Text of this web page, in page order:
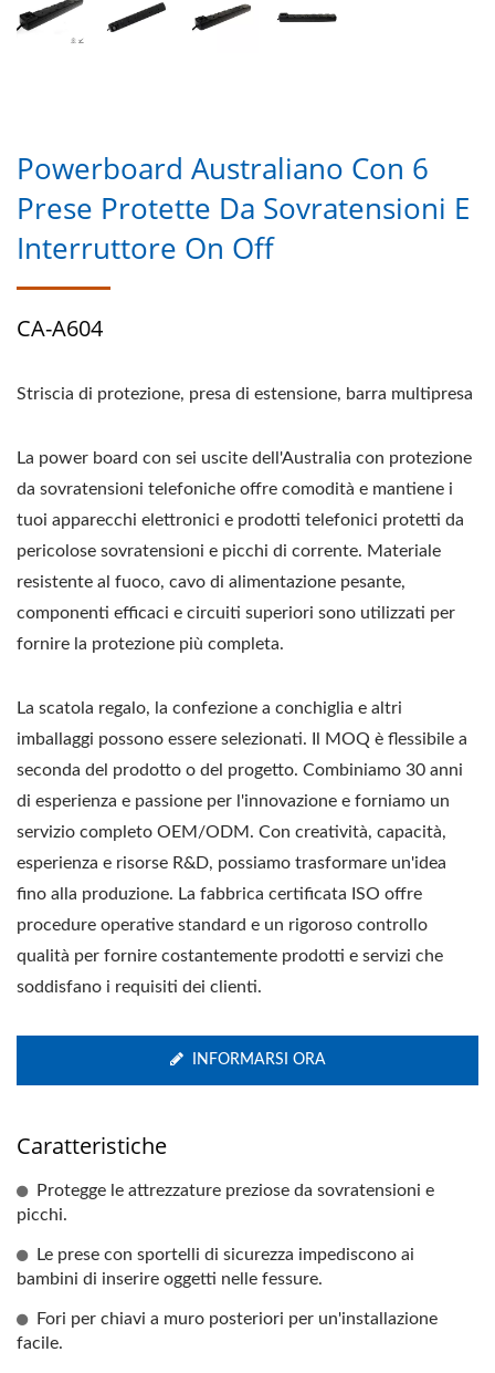
Powerboard Australiano Con 6
Prese Protette Da Sovratensioni E
Interruttore On Off
CA-A604
Striscia di protezione, presa di estensione, barra multipresa
La power board con sei uscite dell'Australia con protezione
da sovratensioni telefoniche offre comodità e mantiene i
tuoi apparecchi elettronici e prodotti telefonici protetti da
pericolose sovratensioni e picchi di corrente. Materiale
resistente al fuoco, cavo di alimentazione pesante,
componenti efficaci e circuiti superiori sono utilizzati per
fornire la protezione più completa.
La scatola regalo, la confezione a conchiglia e altri
imballaggi possono essere selezionati. Il MOQ è flessibile a
seconda del prodotto o del progetto. Combiniamo 30 anni
di esperienza e passione per l'innovazione e forniamo un
servizio completo OEM/ODM. Con creatività, capacità,
esperienza e risorse R&D, possiamo trasformare un'idea
fino alla produzione. La fabbrica certificata ISO offre
procedure operative standard e un rigoroso controllo
qualità per fornire costantemente prodotti e servizi che
soddisfano i requisiti dei clienti.
INFORMARSI ORA
Caratteristiche
Protegge le attrezzature preziose da sovratensioni e
picchi.
Le prese con sportelli di sicurezza impediscono ai
bambini di inserire oggetti nelle fessure.
Fori per chiavi a muro posteriori per un'installazione
facile.